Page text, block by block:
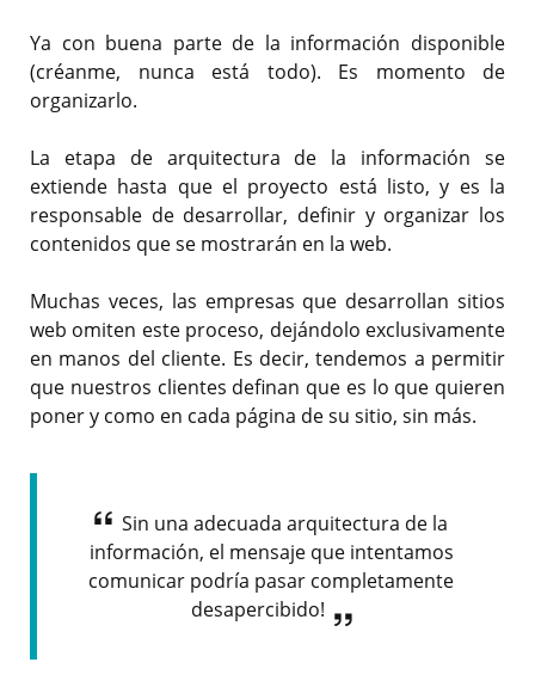
Ya con buena parte de la información disponible
(créanme, nunca está todo). Es momento de
organizarlo.
La etapa de arquitectura de la información se
extiende hasta que el proyecto está listo, y es la
responsable de desarrollar, definir y organizar los
contenidos que se mostrarán en la web.
Muchas veces, las empresas que desarrollan sitios
web omiten este proceso, dejándolo exclusivamente
en manos del cliente. Es decir, tendemos a permitir
que nuestros clientes definan que es lo que quieren
poner y como en cada página de su sitio, sin más.
Sin una adecuada arquitectura de la
información, el mensaje que intentamos
comunicar podría pasar completamente
desapercibido!